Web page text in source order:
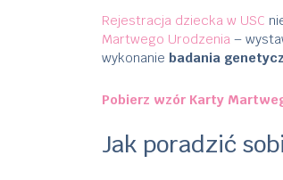
Rejestracja dziecka w USC
Martwego Urodzenia–
wykonanie badania
Pobierz wzór Karty
Jak poradzić